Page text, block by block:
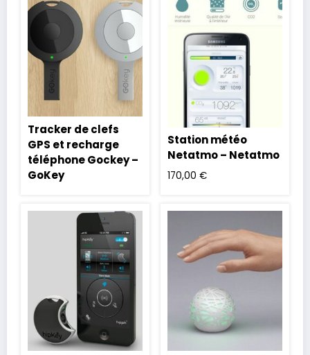
Tracker de clefs
GPS et recharge
téléphone Gockey –
GoKey
Station météo
Netatmo – Netatmo
170,00 €